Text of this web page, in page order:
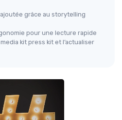
grâce au storytelling
pour une lecture rapide
kit press kit et l’actualiser